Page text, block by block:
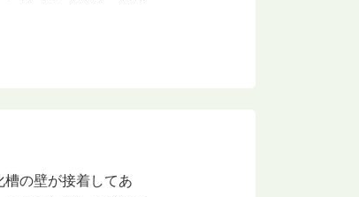
の壁が接着してあ